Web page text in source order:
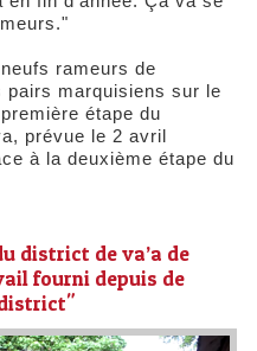
rameurs de
pairs marquisiens sur le
étape du
prévue le 2 avril
à la deuxième étape du
district de va’a de
fourni depuis de